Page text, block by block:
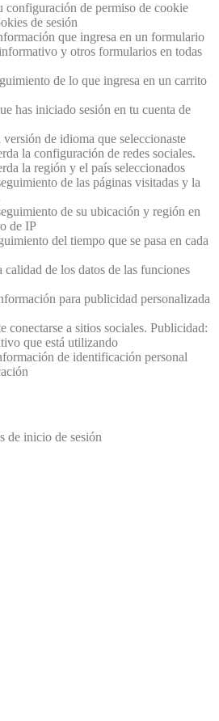
configuración de permiso de cookie
de sesión
que ingresa en un formulario
y otros formularios en todas
de lo que ingresa en un carrito
has iniciado sesión en tu cuenta de
de idioma que seleccionaste
la configuración de redes sociales.
la región y el país seleccionados
de las páginas visitadas y la
de su ubicación y región en
de IP
del tiempo que se pasa en cada
calidad de los datos de las funciones
para publicidad personalizada
conectarse a sitios sociales. Publicidad:
que está utilizando
de identificación personal
de inicio de sesión